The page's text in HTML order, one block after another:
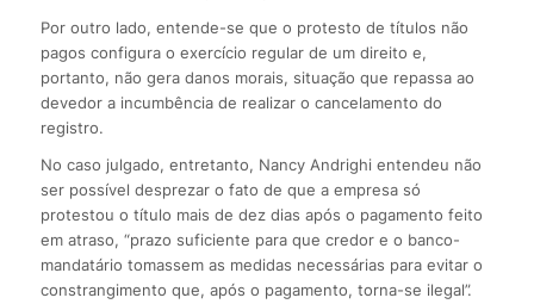
Por outro lado, entende-se que o protesto de títulos não
pagos configura o exercício regular de um direito e,
portanto, não gera danos morais, situação que repassa ao
devedor a incumbência de realizar o cancelamento do
registro.
No caso julgado, entretanto, Nancy Andrighi entendeu não
ser possível desprezar o fato de que a empresa só
protestou o título mais de dez dias após o pagamento feito
em atraso, “prazo suficiente para que credor e o banco-
mandatário tomassem as medidas necessárias para evitar o
constrangimento que, após o pagamento, torna-se ilegal”.